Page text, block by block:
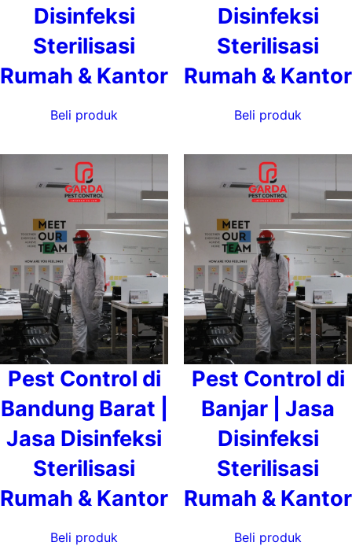
Disinfeksi
Sterilisasi
Rumah & Kantor
Beli produk
Disinfeksi
Sterilisasi
Rumah & Kantor
Beli produk
Pest Control di
Bandung Barat |
Jasa Disinfeksi
Sterilisasi
Rumah & Kantor
Beli produk
Pest Control di
Banjar | Jasa
Disinfeksi
Sterilisasi
Rumah & Kantor
Beli produk